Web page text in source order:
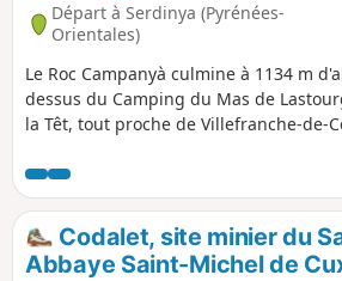
Départ à Serdinya (Pyrénées-
Orientales)
Le Roc Campanyà culmine à 1134 m
dessus du Camping du Mas de
la Têt, tout proche de Villefranche-de-
Fillols et sur le massif du géant catalan,
ses 834 m de dénivelé à pic, il paraît
il l'est !Codalet, site minier du
Abbaye Saint-Michel de